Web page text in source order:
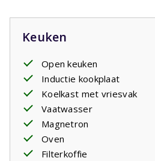
Keuken
Open keuken
Inductie kookplaat
Koelkast met vriesvak
Vaatwasser
Magnetron
Oven
Filterkoffie